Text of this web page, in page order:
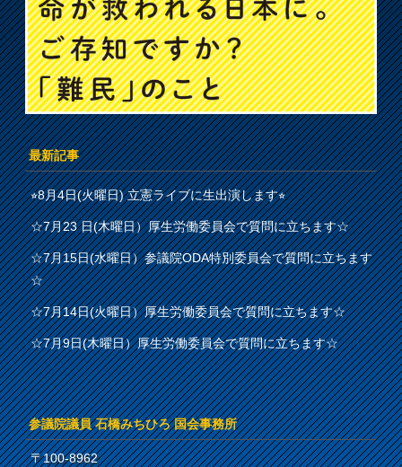
最新記事
⭐︎8月4日(火曜日) 立憲ライブに生出演します⭐︎
☆7月23 日(木曜日）厚生労働委員会で質問に立ちます☆
☆7月15日(水曜日）参議院ODA特別委員会で質問に立ちます
☆
☆7月14日(火曜日）厚生労働委員会で質問に立ちます☆
☆7月9日(木曜日）厚生労働委員会で質問に立ちます☆
参議院議員 石橋みちひろ 国会事務所
〒100-8962